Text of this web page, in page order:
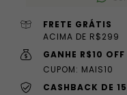
FRETE GRÁTIS
ACIMA DE R$299
GANHE R$10 OFF
CUPOM: MAIS10
CASHBACK DE